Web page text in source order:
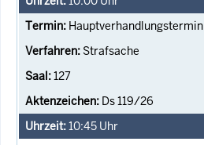
Hauptverhandlungstermin
Strafsache
127
Ds 119/26
10:45 Uhr